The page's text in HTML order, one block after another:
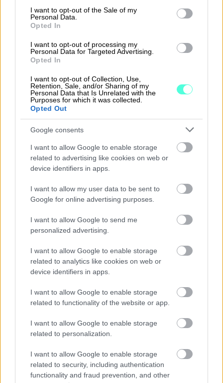
consent section.
I want to opt-out of the Sale of my
Personal Data.
Opted In
I want to opt-out of processing my
Personal Data for Targeted Advertising.
Opted In
I want to opt-out of Collection, Use,
Retention, Sale, and/or Sharing of my
Personal Data that Is Unrelated with the
Purposes for which it was collected.
Opted Out
Google consents
I want to allow Google to enable storage
related to advertising like cookies on web or
device identifiers in apps.
I want to allow my user data to be sent to
Google for online advertising purposes.
I want to allow Google to send me
personalized advertising.
I want to allow Google to enable storage
related to analytics like cookies on web or
device identifiers in apps.
I want to allow Google to enable storage
related to functionality of the website or app.
I want to allow Google to enable storage
related to personalization.
I want to allow Google to enable storage
related to security, including authentication
functionality and fraud prevention, and other
keräämisen, yhdistelyt, eliminoinnit ja
valuuttamuunnokset. Palvelussa onnistuu helposti
raportointikin.
Tilitoimiston raportointipalvelut
Palvelu soveltuu erinomaisesti tilitoimistoille, jotka
raportointi- ja budjetointipalvelut.
”Suurin kehitystarve meillä oli myynnin
ennustaminen ja sen raportointi sekä datan